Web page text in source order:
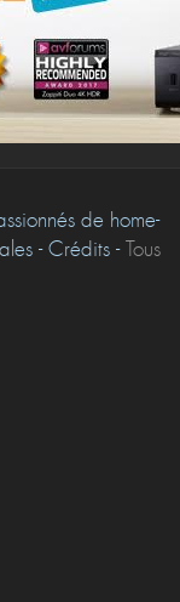
de home-
- Crédits -Tous